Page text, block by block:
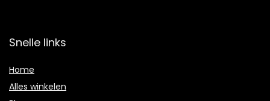
Snelle links
Home
Alles winkelen